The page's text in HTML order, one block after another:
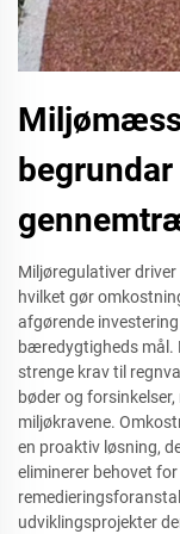
Miljøregulativer
hvilket gør
afgørende
bæredygtigheds mål.
strenge krav til
bøder og
miljøkravene.
en proaktiv løsning,
eliminerer behovet
udviklingsprojekter